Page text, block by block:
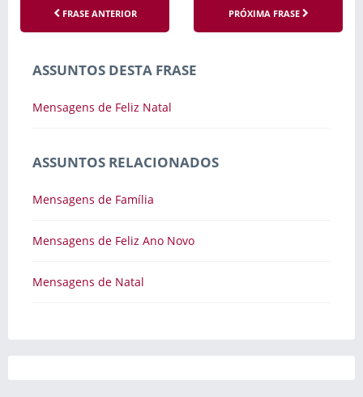
FRASE ANTERIOR PRÓXIMA FRASE
ASSUNTOS DESTA FRASE
Mensagens de Feliz Natal
ASSUNTOS RELACIONADOS
Mensagens de Família
Mensagens de Feliz Ano Novo
Mensagens de Natal